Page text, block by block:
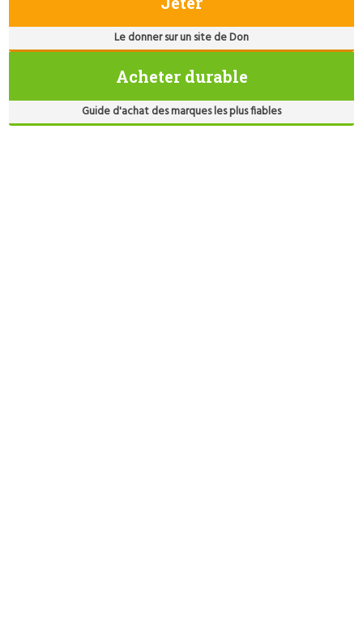
Le donner sur un site de Don
Acheter durable
Guide d'achat des marques les plus fiables